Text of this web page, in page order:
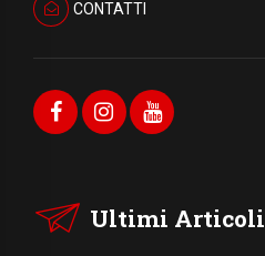
CONTATTI
Ultimi Articoli